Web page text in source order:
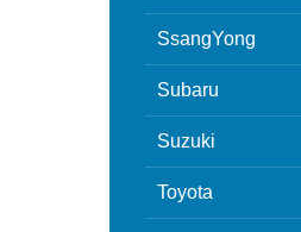
SsangYong
Subaru
Suzuki
Toyota